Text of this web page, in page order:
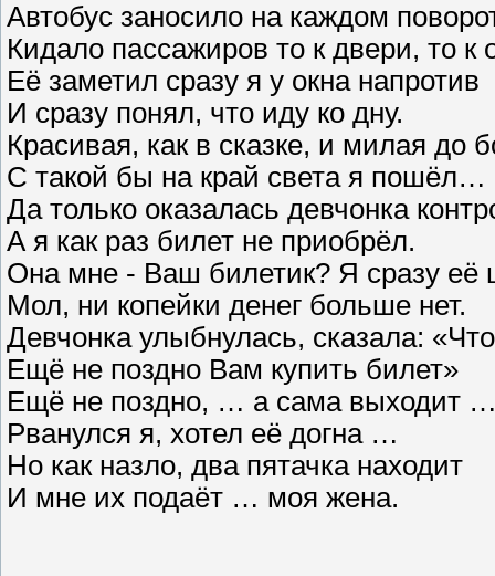
Автобус заносило на каждом
Кидало пассажиров то к двери, то к
Её заметил сразу я у окна напротив
И сразу понял, что иду ко дну.
Красивая, как в сказке, и милая до
С такой бы на край света я пошёл…
Да только оказалась девчонка
А я как раз билет не приобрёл.
Она мне - Ваш билетик? Я сразу её
Мол, ни копейки денег больше нет.
Девчонка улыбнулась, сказала:
Ещё не поздно Вам купить билет»
Ещё не поздно, … а сама выходит
Рванулся я, хотел её догна …
Но как назло, два пятачка находит
И мне их подаёт … моя жена.